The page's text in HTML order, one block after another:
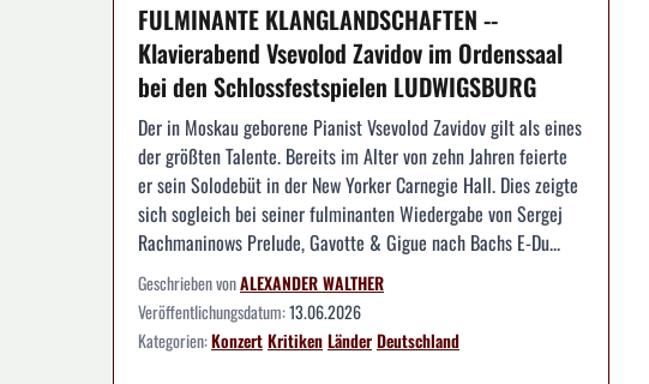
FULMINANTE KLANGLANDSCHAFTEN --
Klavierabend Vsevolod Zavidov im Ordenssaal
bei den Schlossfestspielen LUDWIGSBURG
Der in Moskau geborene Pianist Vsevolod Zavidov gilt als eines
der größten Talente. Bereits im Alter von zehn Jahren feierte
er sein Solodebüt in der New Yorker Carnegie Hall. Dies zeigte
sich sogleich bei seiner fulminanten Wiedergabe von Sergej
Rachmaninows Prelude, Gavotte & Gigue nach Bachs E-Du...
Geschrieben vonALEXANDER WALTHER
Veröffentlichungsdatum:13.06.2026
Kategorien:KonzertKritikenLänderDeutschland